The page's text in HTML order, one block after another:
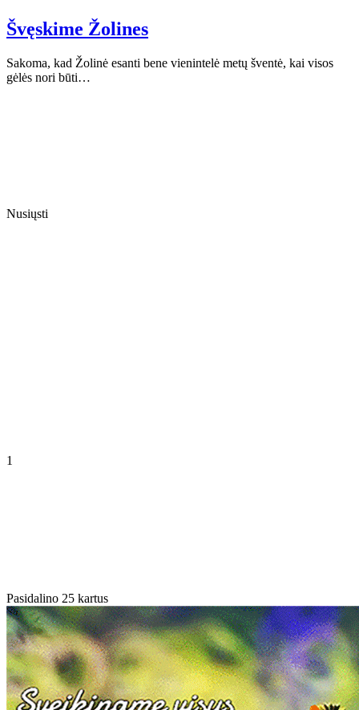
Švęskime Žolines
Sakoma, kad Žolinė esanti bene vienintelė metų šventė, kai visos
gėlės nori būti…
Nusiųsti
1
Pasidalino 25 kartus